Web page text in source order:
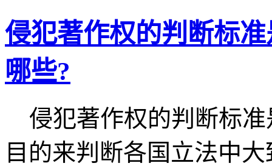
侵犯著作权的判断标
哪些?
侵犯著作权的判断标准
目的来判断各国立法中